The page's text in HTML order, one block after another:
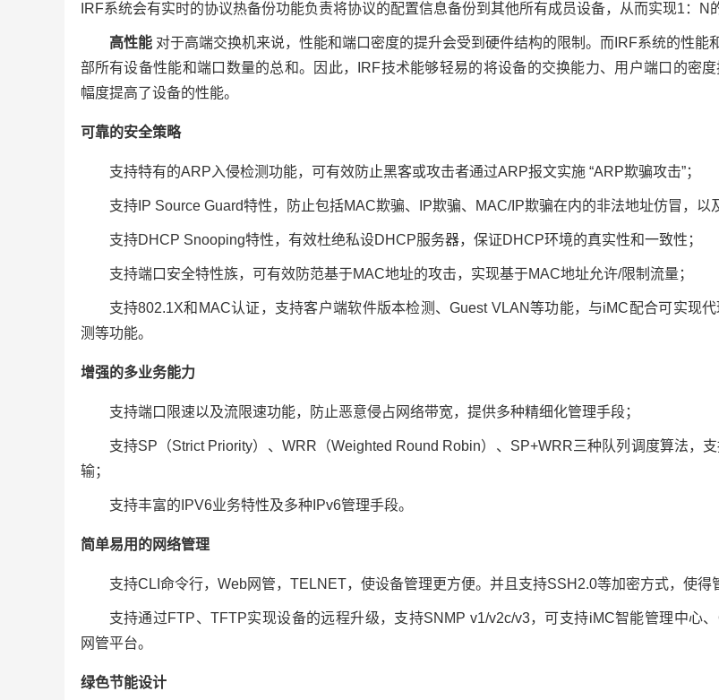
IRF系统会有实时的协议热备份功能负责将协议的配置信息备份到其他所有成员设备，从而实现1：N
高性能对于高端交换机来说，性能和端口密度的提升会受到硬件结构的限制。而IRF系统的性能
部所有设备性能和端口数量的总和。因此，IRF技术能够轻易的将设备的交换能力、用户端口的密
幅度提高了设备的性能。
可靠的安全策略
支持特有的ARP入侵检测功能，可有效防止黑客或攻击者通过ARP报文实施 “ARP欺骗攻击”；
支持IP Source Guard特性，防止包括MAC欺骗、IP欺骗、MAC/IP欺骗在内的非法地址仿冒，以
支持DHCP Snooping特性，有效杜绝私设DHCP服务器，保证DHCP环境的真实性和一致性；
支持端口安全特性族，可有效防范基于MAC地址的攻击，实现基于MAC地址允许/限制流量；
支持802.1X和MAC认证，支持客户端软件版本检测、Guest VLAN等功能，与iMC配合可实现
测等功能。
增强的多业务能力
支持端口限速以及流限速功能，防止恶意侵占网络带宽，提供多种精细化管理手段；
支持SP（Strict Priority）、WRR（Weighted Round Robin）、SP+WRR三种队列调度算法，
输；
支持丰富的IPV6业务特性及多种IPv6管理手段。
简单易用的网络管理
支持CLI命令行，Web网管，TELNET，使设备管理更方便。并且支持SSH2.0等加密方式，使得
支持通过FTP、TFTP实现设备的远程升级，支持SNMP v1/v2c/v3，可支持iMC智能管理中心
网管平台。
绿色节能设计